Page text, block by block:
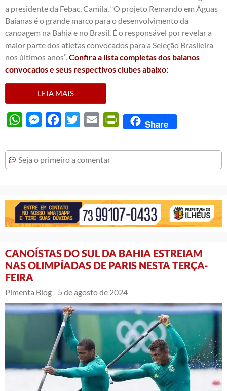
a presidente da Febac, Camila, “O projeto Remando em Águas
Baianas é o grande marco para o desenvolvimento da
canoagem na Bahia e no Brasil. É o responsável por revelar a
maior parte dos atletas convocados para a Seleção Brasileira
nos últimos anos”.Confira a lista completas dos baianos
convocados e seus respectivos clubes abaixo:
LEIA MAIS
WhatsAppMessengerFacebook
Twitter Email PrintFriendly
Share
Seja o primeiro a comentar
CANOÍSTAS DO SUL DA BAHIA ESTREIAM
NAS OLIMPÍADAS DE PARIS NESTA TERÇA-
FEIRA
Pimenta Blog - 5 de agosto de 2024